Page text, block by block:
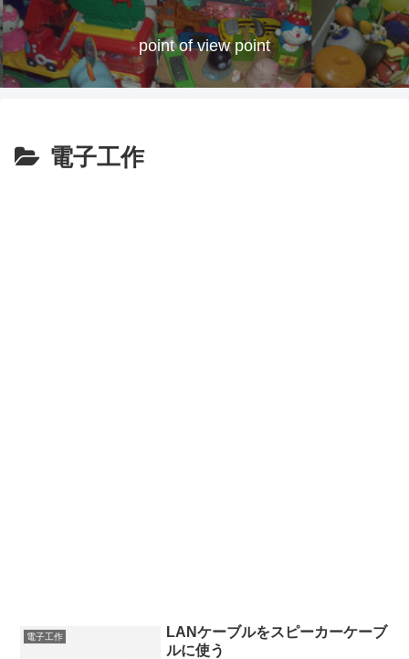
point of view point
電子工作
電子工作
LANケーブルをスピーカーケーブ
ルに使う